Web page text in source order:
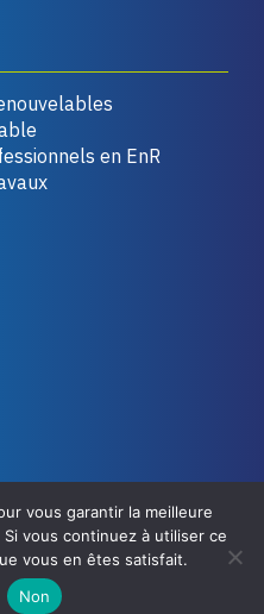
en EnR
réservés Plan du site
de confidentialité
vous garantir la meilleure
vous continuez à utiliser ce
vous en êtes satisfait.
Non